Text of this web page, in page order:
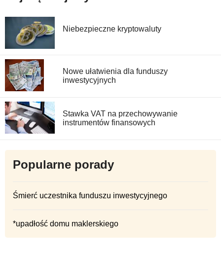
Niebezpieczne kryptowaluty
Nowe ułatwienia dla funduszy
inwestycyjnych
Stawka VAT na przechowywanie
instrumentów finansowych
Popularne porady
Śmierć uczestnika funduszu inwestycyjnego
*upadłość domu maklerskiego